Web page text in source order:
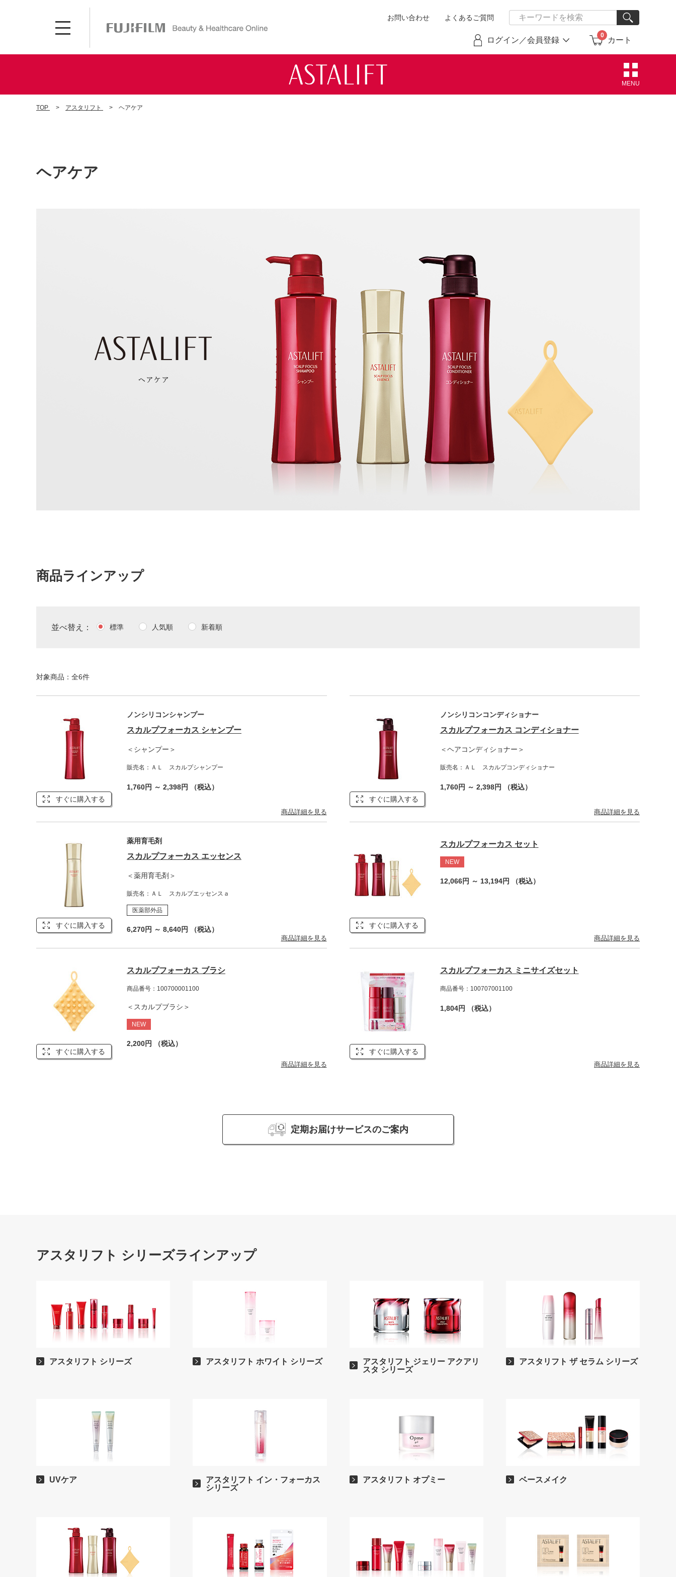
0
カート
ログイン／会員登録
お問い合わせ よくあるご質問
MENU
TOP アスタリフト ヘアケア
ヘアケア
商品ラインアップ
並べ替え 標準 人気順 新着順
対象商品：全6件
すぐに購入する
ノンシリコンシャンプー
スカルプフォーカス シャンプー
＜シャンプー＞
販売名：ＡＬ スカルプシャンプー
1,760円 ～ 2,398円 （税込）
商品詳細を見る
すぐに購入する
ノンシリコンコンディショナー
スカルプフォーカス コンディショナー
＜ヘアコンディショナー＞
販売名：ＡＬ スカルプコンディショナー
1,760円 ～ 2,398円 （税込）
商品詳細を見る
すぐに購入する
薬用育毛剤
スカルプフォーカス エッセンス
＜薬用育毛剤＞
販売名：ＡＬ スカルプエッセンスａ
医薬部外品
6,270円 ～ 8,640円 （税込）
商品詳細を見る
すぐに購入する
スカルプフォーカス セット
NEW
12,066円 ～ 13,194円 （税込）
商品詳細を見る
すぐに購入する
スカルプフォーカス ブラシ
商品番号：100700001100
＜スカルプブラシ＞
NEW
2,200円 （税込）
商品詳細を見る
すぐに購入する
スカルプフォーカス ミニサイズセット
商品番号：100707001100
1,804円 （税込）
商品詳細を見る
定期お届けサービスのご案内
アスタリフト シリーズラインアップ
アスタリフト シリーズ アスタリフト ホワイト シリーズ
アスタリフト ジェリー アクアリ
スタ シリーズ
アスタリフト ザ セラム シリーズ
UVケア
アスタリフト イン・フォーカス
シリーズ
アスタリフト オプミー ベースメイク